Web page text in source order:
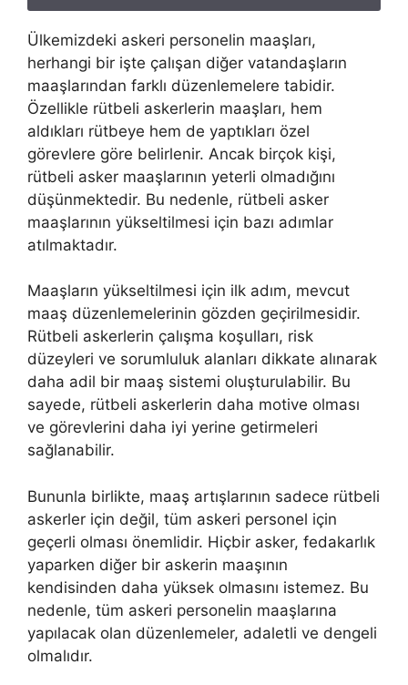
Ülkemizdeki askeri personelin maaşları,
herhangi bir işte çalışan diğer vatandaşların
maaşlarından farklı düzenlemelere tabidir.
Özellikle rütbeli askerlerin maaşları, hem
aldıkları rütbeye hem de yaptıkları özel
görevlere göre belirlenir. Ancak birçok kişi,
rütbeli asker maaşlarının yeterli olmadığını
düşünmektedir. Bu nedenle, rütbeli asker
maaşlarının yükseltilmesi için bazı adımlar
atılmaktadır.
Maaşların yükseltilmesi için ilk adım, mevcut
maaş düzenlemelerinin gözden geçirilmesidir.
Rütbeli askerlerin çalışma koşulları, risk
düzeyleri ve sorumluluk alanları dikkate alınarak
daha adil bir maaş sistemi oluşturulabilir. Bu
sayede, rütbeli askerlerin daha motive olması
ve görevlerini daha iyi yerine getirmeleri
sağlanabilir.
Bununla birlikte, maaş artışlarının sadece rütbeli
askerler için değil, tüm askeri personel için
geçerli olması önemlidir. Hiçbir asker, fedakarlık
yaparken diğer bir askerin maaşının
kendisinden daha yüksek olmasını istemez. Bu
nedenle, tüm askeri personelin maaşlarına
yapılacak olan düzenlemeler, adaletli ve dengeli
olmalıdır.